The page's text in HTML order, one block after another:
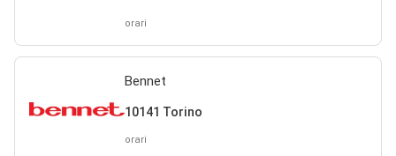
orari
Bennet
10141 Torino
orari